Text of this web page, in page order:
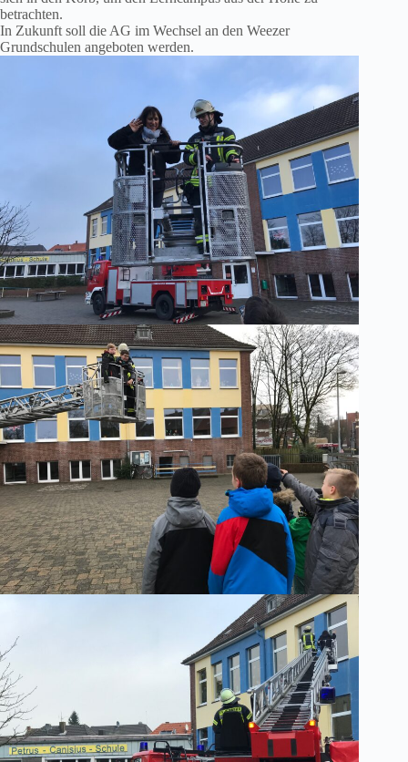
betrachten.
In Zukunft soll die AG im Wechsel an den Weezer
Grundschulen angeboten werden.